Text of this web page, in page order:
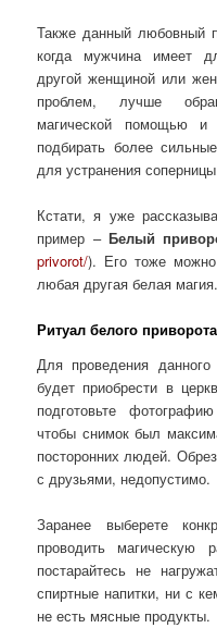
Также данный любовный
когда мужчина имеет
другой женщиной или
проблем, лучше
магической помощью
подбирать более
для устранения
Кстати, я уже
пример – Белый
privorot/). Его тоже можно
любая другая белая магия.
Ритуал белого приворота
Для проведения
будет приобрести в
подготовьте
чтобы снимок был
посторонних людей.
с друзьями, недопустимо.
Заранее выберете
проводить
постарайтесь не
спиртные напитки, ни с
не есть мясные продукты.